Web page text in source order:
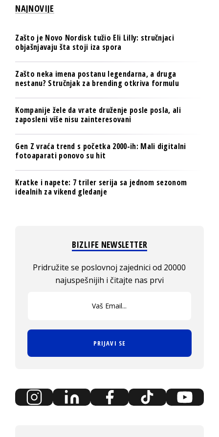
NAJNOVIJE
Zašto je Novo Nordisk tužio Eli Lilly: stručnjaci
objašnjavaju šta stoji iza spora
Zašto neka imena postanu legendarna, a druga
nestanu? Stručnjak za brending otkriva formulu
Kompanije žele da vrate druženje posle posla, ali
zaposleni više nisu zainteresovani
Gen Z vraća trend s početka 2000-ih: Mali digitalni
fotoaparati ponovo su hit
Kratke i napete: 7 triler serija sa jednom sezonom
idealnih za vikend gledanje
BIZLIFE NEWSLETTER
Pridružite se poslovnoj zajednici od 20000
najuspešnijih i čitajte nas prvi
PRIJAVI SE